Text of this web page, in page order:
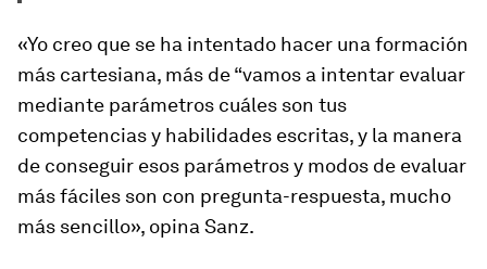
«Yo creo que se ha intentado hacer una formación
más cartesiana, más de “vamos a intentar evaluar
mediante parámetros cuáles son tus
competencias y habilidades escritas, y la manera
de conseguir esos parámetros y modos de evaluar
más fáciles son con pregunta-respuesta, mucho
más sencillo», opina Sanz.